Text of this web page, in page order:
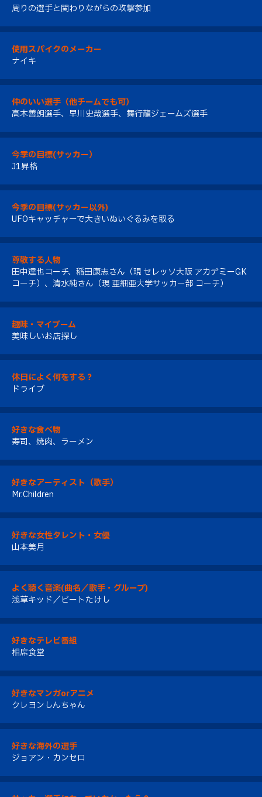
周りの選手と関わりながらの攻撃参加
使用スパイクのメーカー
ナイキ
仲のいい選手（他チームでも可）
高木善朗選手、早川史哉選手、舞行龍ジェームズ選手
今季の目標(サッカー）
J1昇格
今季の目標(サッカー以外)
UFOキャッチャーで大きいぬいぐるみを取る
尊敬する人物
田中達也コーチ、稲田康志さん（現 セレッソ大阪 アカデミーGK
コーチ）、清水純さん（現 亜細亜大学サッカー部 コーチ）
趣味・マイブーム
美味しいお店探し
休日によく何をする？
ドライブ
好きな食べ物
寿司、焼肉、ラーメン
好きなアーティスト（歌手）
Mr.Children
好きな女性タレント・女優
山本美月
よく聴く音楽(曲名／歌手・グループ)
浅草キッド／ビートたけし
好きなテレビ番組
相席食堂
好きなマンガorアニメ
クレヨンしんちゃん
好きな海外の選手
ジョアン・カンセロ